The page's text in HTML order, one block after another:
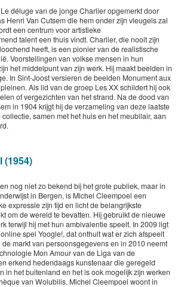
déluge van de jonge Charlier opgemerkt door
Henri Van Cutsem die hem onder zijn vleugels zal
een centrum voor artistieke
talent een thuis vindt. Charlier, die nooit zijn
heeft, is een pionier van de realistische
Voorstellingen van volkse mensen in hun
het middelpunt van zijn werk. Hij maakt beelden in
In Sint-Joost versieren de beelden Monument aux
Als lid van de groep Les XX schildert hij ook
of vergezichten van het strand. Na de dood van
in 1904 krijgt hij de verzameling van deze laatste
samen met het huis en het meubilair, aan
(1954)
nog niet zo bekend bij het grote publiek, maar in
in Bergen, is Michel Cleempoel een
expressie zijn tijd en licht de belangrijkste
om de wereld te bevatten. Hij gebruikt de nieuwe
terwijl hij met hun ambivalentie speelt. In 2009 ligt
spel Yoogle!, dat onthult wat er zich afspeelt
markt van persoonsgegevens en in 2010 neemt
Mon Amour van de Liga van de
erkend hedendaags kunstenaar die geregeld
in het buitenland en het is ook mogelijk zijn werken
van Wolubilis. Michel Cleempoel woont in